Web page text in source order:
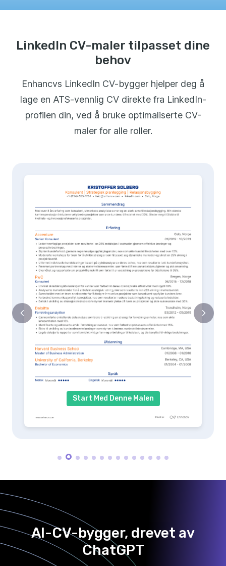
LinkedIn CV-maler tilpasset dine
behov
Enhancvs LinkedIn CV-bygger hjelper deg å
lage en ATS-vennlig CV direkte fra LinkedIn-
profilen din, ved å bruke optimaliserte CV-
maler for alle roller.
Start Med Denne Malen
AI-CV-bygger, drevet av
ChatGPT